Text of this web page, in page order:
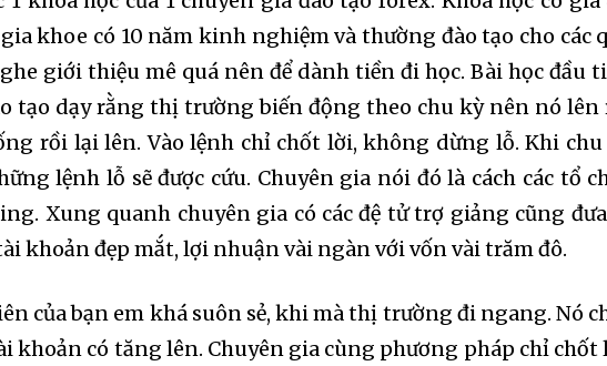
khoe có 10 năm kinh nghiệm và thường đào tạo cho các
giới thiệu mê quá nên để dành tiền đi học. Bài học đầu
tạo dạy rằng thị trường biến động theo chu kỳ nên nó lên
rồi lại lên. Vào lệnh chỉ chốt lời, không dừng lỗ. Khi
lệnh lỗ sẽ được cứu. Chuyên gia nói đó là cách các tổ
Xung quanh chuyên gia có các đệ tử trợ giảng cũng
khoản đẹp mắt, lợi nhuận vài ngàn với vốn vài trăm đô.
của bạn em khá suôn sẻ, khi mà thị trường đi ngang. Nó
khoản có tăng lên. Chuyên gia cùng phương pháp chỉ chốt